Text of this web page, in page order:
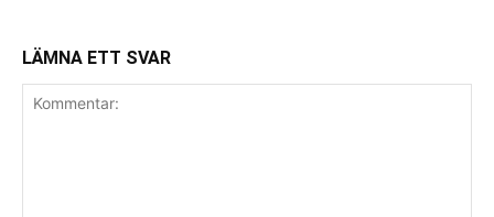
LÄMNA ETT SVAR